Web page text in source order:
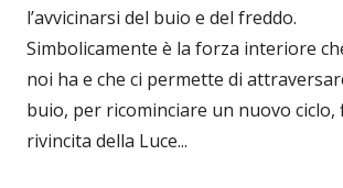
l’avvicinarsi del buio e del freddo.
Simbolicamente è la forza interiore
noi ha e che ci permette di
buio, per ricominciare un nuovo ciclo,
rivincita della Luce...